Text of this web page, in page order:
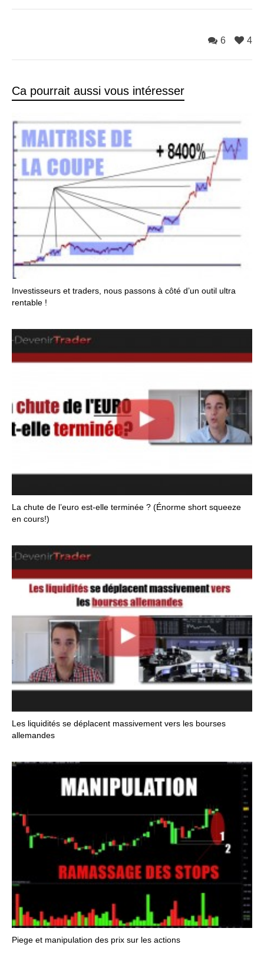
4
6
Ca pourrait aussi vous intéresser
Investisseurs et traders, nous passons à côté d’un outil ultra
rentable !
La chute de l’euro est-elle terminée ? (Énorme short squeeze
en cours!)
Les liquidités se déplacent massivement vers les bourses
allemandes
Piege et manipulation des prix sur les actions